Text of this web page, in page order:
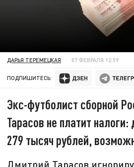
ДАРЬЯ ТЕРЕМЕЦКАЯ 07 ФЕВРАЛЯ 12:59
ПОДПИШИТЕСЬ:
Экс-футболист сборной
Тарасов не платит
279 тысяч рублей,
Дмитрий Тарасов